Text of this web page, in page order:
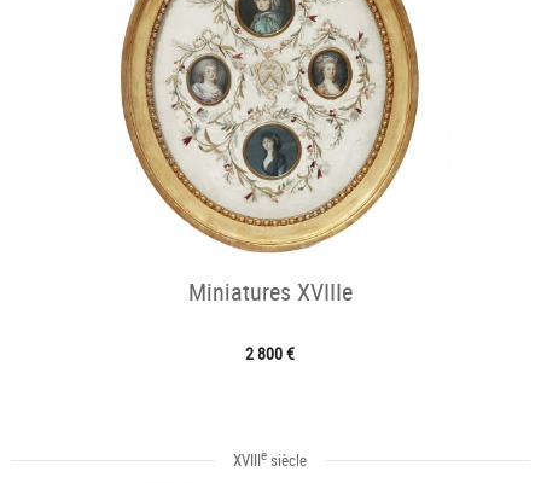
Miniatures XVIIIe
2 800 €
XVIIIe siècle